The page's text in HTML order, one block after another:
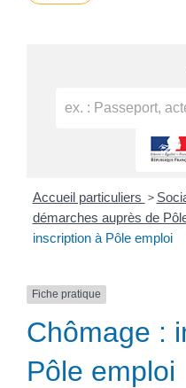
Accueil particuliers >
démarches auprès de
inscription à Pôle emploi
Fiche pratique
Chômage :
Pôle emploi